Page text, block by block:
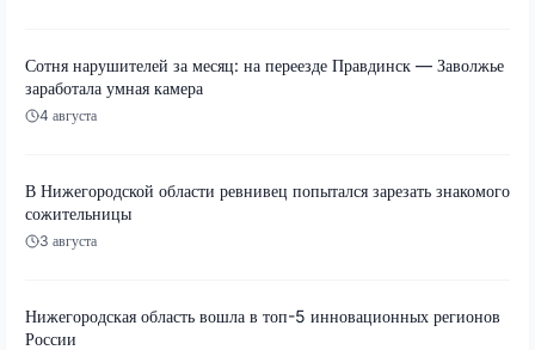
Сотня нарушителей за месяц: на переезде Правдинск — Заволжье
заработала умная камера
4 августа
В Нижегородской области ревнивец попытался зарезать знакомого
сожительницы
3 августа
Нижегородская область вошла в топ-5 инновационных регионов
России